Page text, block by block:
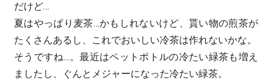
だけど…
夏はやっぱり麦茶…かもしれないけど、貰い物の煎茶が
たくさんあるし、これでおいしい冷茶は作れないかな。
そうですね…。最近はペットポトルの冷たい緑茶も増え
ましたし、ぐんとメジャーになった冷たい緑茶。